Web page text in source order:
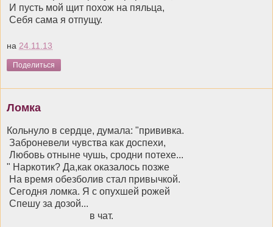
И пусть мой щит похож на пяльца,
Себя сама я отпущу.
на 24.11.13
Поделиться
Ломка
Кольнуло в сердце, думала: "прививка.
Заброневели чувства как доспехи,
Любовь отныне чушь, сродни потехе...
" Наркотик? Да,как оказалось позже
На время обезболив стал привычкой.
Сегодня ломка. Я с опухшей рожей
Спешу за дозой...
в чат.